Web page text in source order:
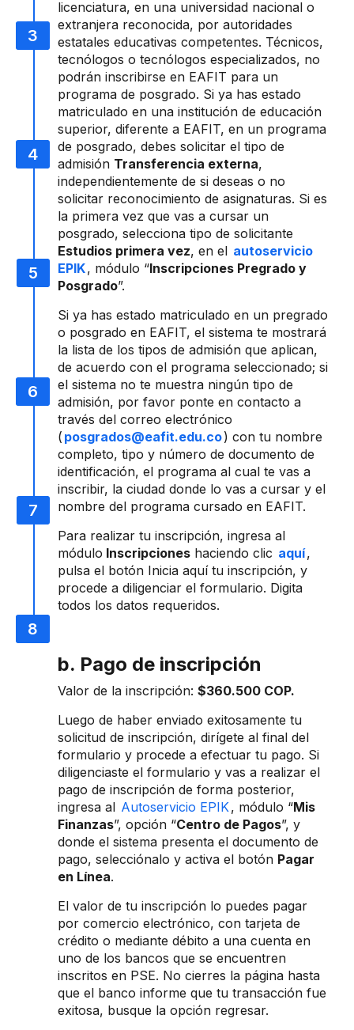
licenciatura, en una universidad nacional o
extranjera reconocida, por autoridades
estatales educativas competentes. Técnicos,
tecnólogos o tecnólogos especializados, no
podrán inscribirse en EAFIT para un
programa de posgrado. Si ya has estado
matriculado en una institución de educación
superior, diferente a EAFIT, en un programa
de posgrado, debes solicitar el tipo de
admisión Transferencia externa,
independientemente de si deseas o no
solicitar reconocimiento de asignaturas. Si es
la primera vez que vas a cursar un
posgrado, selecciona tipo de solicitante
Estudios primera vez, en el autoservicio
EPIK, módulo “Inscripciones Pregrado y
Posgrado”.
Si ya has estado matriculado en un pregrado
o posgrado en EAFIT, el sistema te mostrará
la lista de los tipos de admisión que aplican,
de acuerdo con el programa seleccionado; si
el sistema no te muestra ningún tipo de
admisión, por favor ponte en contacto a
través del correo electrónico
( posgrados@eafit.edu.co) con tu nombre
completo, tipo y número de documento de
identificación, el programa al cual te vas a
inscribir, la ciudad donde lo vas a cursar y el
nombre del programa cursado en EAFIT.
Para realizar tu inscripción, ingresa al
módulo Inscripciones haciendo clic aquí,
pulsa el botón Inicia aquí tu inscripción, y
procede a diligenciar el formulario. Digita
todos los datos requeridos.
b. Pago de inscripción
Valor de la inscripción: $360.500 COP.
Luego de haber enviado exitosamente tu
solicitud de inscripción, dirígete al final del
formulario y procede a efectuar tu pago. Si
diligenciaste el formulario y vas a realizar el
pago de inscripción de forma posterior,
ingresa al Autoservicio EPIK, módulo “Mis
Finanzas”, opción “Centro de Pagos”, y
donde el sistema presenta el documento de
pago, selecciónalo y activa el botón Pagar
en Línea.
El valor de tu inscripción lo puedes pagar
por comercio electrónico, con tarjeta de
crédito o mediante débito a una cuenta en
uno de los bancos que se encuentren
inscritos en PSE. No cierres la página hasta
que el banco informe que tu transacción fue
exitosa, busque la opción regresar.